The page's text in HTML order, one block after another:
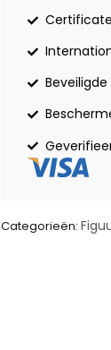
Categorieën: